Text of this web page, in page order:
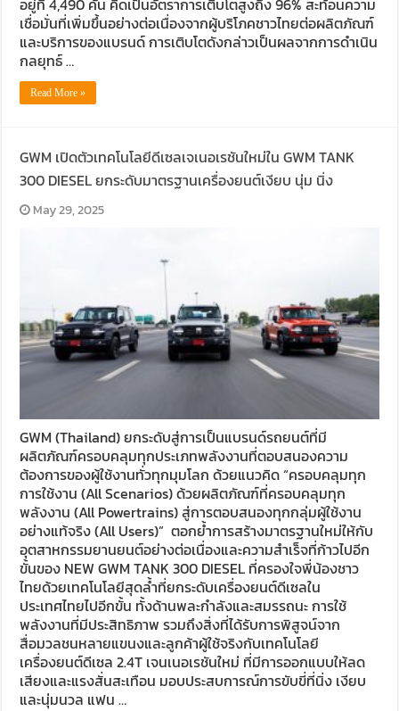
อยู่ที่ 4,490 คัน คิดเป็นอัตราการเติบโตสูงถึง 96% สะท้อนความ
เชื่อมั่นที่เพิ่มขึ้นอย่างต่อเนื่องจากผู้บริโภคชาวไทยต่อผลิตภัณฑ์
และบริการของแบรนด์ การเติบโตดังกล่าวเป็นผลจากการดำเนิน
กลยุทธ์ …
Read More »
GWM เปิดตัวเทคโนโลยีดีเซลเจเนอเรชันใหม่ใน GWM TANK
300 DIESEL ยกระดับมาตรฐานเครื่องยนต์เงียบ นุ่ม นิ่ง
May 29, 2025
GWM (Thailand) ยกระดับสู่การเป็นแบรนด์รถยนต์ที่มี
ผลิตภัณฑ์ครอบคลุมทุกประเภทพลังงานที่ตอบสนองความ
ต้องการของผู้ใช้งานทั่วทุกมุมโลก ด้วยแนวคิด “ครอบคลุมทุก
การใช้งาน (All Scenarios) ด้วยผลิตภัณฑ์ที่ครอบคลุมทุก
พลังงาน (All Powertrains) สู่การตอบสนองทุกกลุ่มผู้ใช้งาน
อย่างแท้จริง (All Users)” ตอกย้ำการสร้างมาตรฐานใหม่ให้กับ
อุตสาหกรรมยานยนต์อย่างต่อเนื่องและความสำเร็จที่ก้าวไปอีก
ขั้นของ NEW GWM TANK 300 DIESEL ที่ครองใจพี่น้องชาว
ไทยด้วยเทคโนโลยีสุดล้ำที่ยกระดับเครื่องยนต์ดีเซลใน
ประเทศไทยไปอีกขั้น ทั้งด้านพละกำลังและสมรรถนะ การใช้
พลังงานที่มีประสิทธิภาพ รวมถึงสิ่งที่ได้รับการพิสูจน์จาก
สื่อมวลชนหลายแขนงและลูกค้าผู้ใช้จริงกับเทคโนโลยี
เครื่องยนต์ดีเซล 2.4T เจนเนอเรชันใหม่ ที่มีการออกแบบให้ลด
เสียงและแรงสั่นสะเทือน มอบประสบการณ์การขับขี่ที่นิ่ง เงียบ
และนุ่มนวล แฟน …